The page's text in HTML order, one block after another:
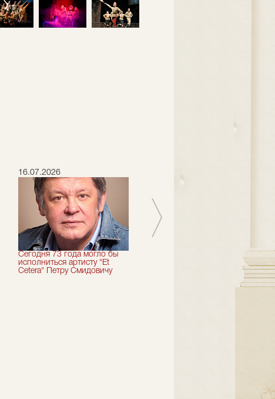
16.07.2026
Сегодня 73 года могло бы
исполниться артисту "Et
Cetera" Петру Смидовичу
отмечает актер "Et Cetera" -